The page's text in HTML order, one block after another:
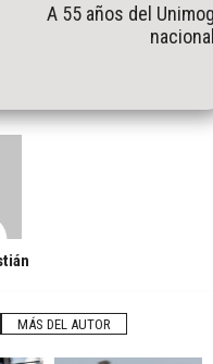
A 55 años del
MÁS DEL AUTOR